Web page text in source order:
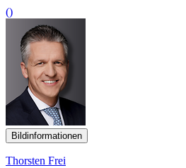
()
Bildinformationen
Thorsten Frei